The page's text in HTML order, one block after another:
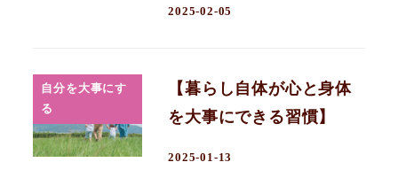
2025-02-05
自分を大事にす
る
【暮らし自体が心と身体
を大事にできる習慣】
2025-01-13